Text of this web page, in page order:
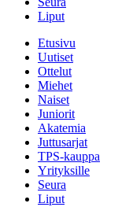
Liput
Etusivu
Uutiset
Ottelut
Miehet
Naiset
Juniorit
Akatemia
Juttusarjat
TPS-kauppa
Yrityksille
Seura
Liput